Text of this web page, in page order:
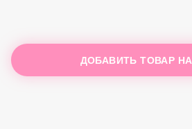
ДОБАВИТЬ ТОВАР НА